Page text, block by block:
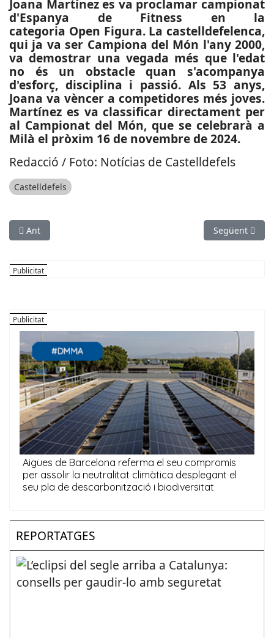
Joana Martínez es va proclamar campionat
d'Espanya de Fitness en la
categoria Open Figura. La castelldefelenca,
qui ja va ser Campiona del Món l'any 2000,
va demostrar una vegada més que l'edat
no és un obstacle quan s'acompanya
d'esforç, disciplina i passió. Als 53 anys,
Joana va vèncer a competidores més joves.
Martínez es va classificar directament per
al Campionat del Món, que se celebrarà a
Milà el pròxim 16 de novembre de 2024.
Redacció / Foto: Notícias de Castelldefels
Castelldefels
Article anterior: ECONOMIA: La Diputació de Barcelona
Ant Article
Següent
REPORTATGES